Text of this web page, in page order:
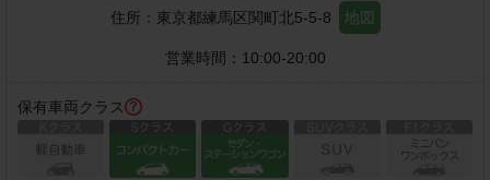
住所： 東京都練馬区関町北5-5-8 地図
営業時間： 10:00-20:00
保有車両クラス